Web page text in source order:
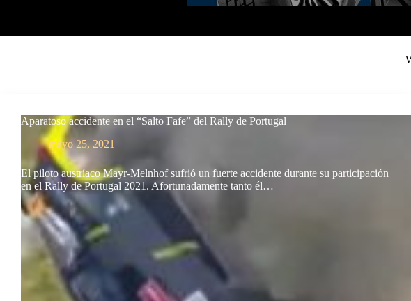
Aparatoso accidente en el “Salto Fafe” del Rally de Portugal
mayo 25, 2021
El piloto austríaco Mayr-Melnhof sufrió un fuerte accidente durante su participación
en el Rally de Portugal 2021. Afortunadamente tanto él…